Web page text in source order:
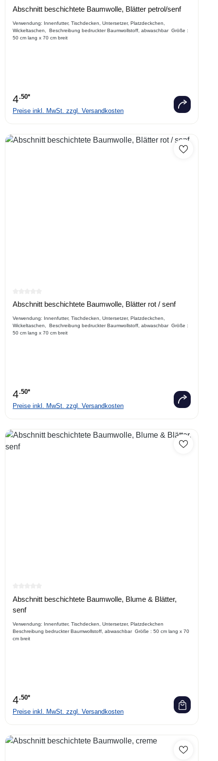
Durchschnittliche Bewertung von 0 von 5 Sternen
Abschnitt beschichtete Baumwolle, Blätter petrol/senf
Verwendung: Innenfutter, Tischdecken, Untersetzer, Platzdeckchen,
Wickeltaschen, Beschreibung bedruckter Baumwollstoff, abwaschbar Größe :
50 cm lang x 70 cm breit
4.50*
Preise inkl. MwSt. zzgl. Versandkosten
Durchschnittliche Bewertung von 0 von 5 Sternen
Abschnitt beschichtete Baumwolle, Blätter rot / senf
Verwendung: Innenfutter, Tischdecken, Untersetzer, Platzdeckchen,
Wickeltaschen, Beschreibung bedruckter Baumwollstoff, abwaschbar Größe :
50 cm lang x 70 cm breit
4.50*
Preise inkl. MwSt. zzgl. Versandkosten
Durchschnittliche Bewertung von 0 von 5 Sternen
Abschnitt beschichtete Baumwolle, Blume & Blätter,
senf
Verwendung: Innenfutter, Tischdecken, Untersetzer, Platzdeckchen
Beschreibung bedruckter Baumwollstoff, abwaschbar Größe : 50 cm lang x 70
cm breit
4.50*
Preise inkl. MwSt. zzgl. Versandkosten